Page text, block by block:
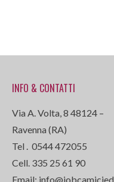
INFO & CONTATTI
Via A. Volta, 8 48124 –
Ravenna (RA)
Tel . 0544 472055
Cell. 335 25 61 90
Email: